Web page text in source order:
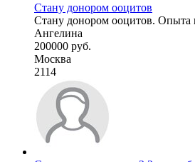
Стану донором ооцитов
Стану донором ооцитов. Опыта
Ангелина
200000 руб.
Москва
2114